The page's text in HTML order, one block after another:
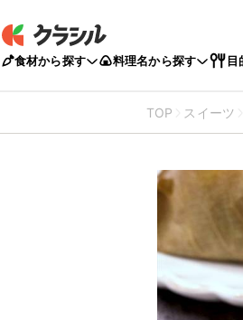
食材から探す 料理名から探す 目
TOP スイーツ